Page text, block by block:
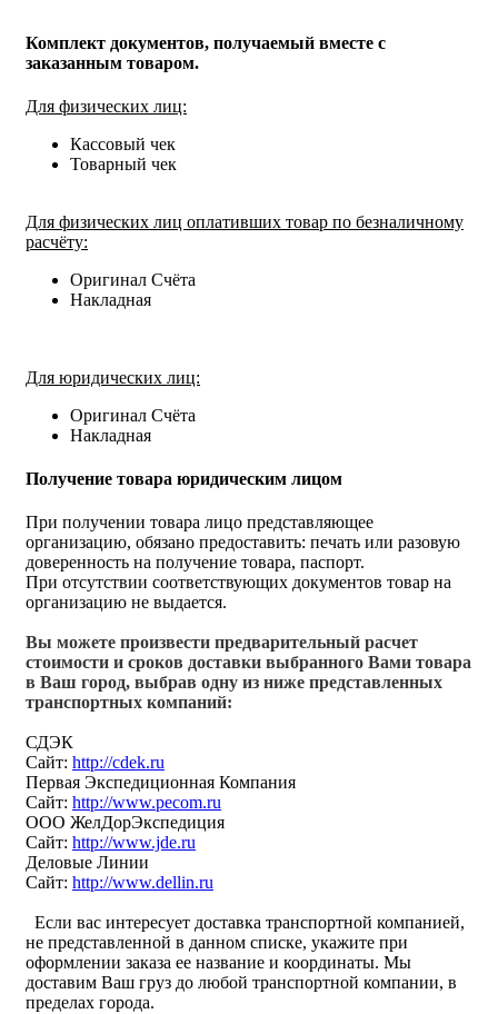
Комплект документов, получаемый вместе с
заказанным товаром.
Для физических лиц:
Кассовый чек
Товарный чек
Для физических лиц оплативших товар по безналичному
расчёту:
Оригинал Счёта
Накладная
Для юридических лиц:
Оригинал Счёта
Накладная
Получение товара юридическим лицом
При получении товара лицо представляющее
организацию, обязано предоставить: печать или разовую
доверенность на получение товара, паспорт.
При отсутствии соответствующих документов товар на
организацию не выдается.
Вы можете произвести предварительный расчет
стоимости и сроков доставки выбранного Вами товара
в Ваш город, выбрав одну из ниже представленных
транспортных компаний:
СДЭК
Сайт: http://cdek.ru
Первая Экспедиционная Компания
Сайт: http://www.pecom.ru
ООО ЖелДорЭкспедиция
Сайт: http://www.jde.ru
Деловые Линии
Сайт: http://www.dellin.ru
Если вас интересует доставка транспортной компанией,
не представленной в данном списке, укажите при
оформлении заказа ее название и координаты. Мы
доставим Ваш груз до любой транспортной компании, в
пределах города.